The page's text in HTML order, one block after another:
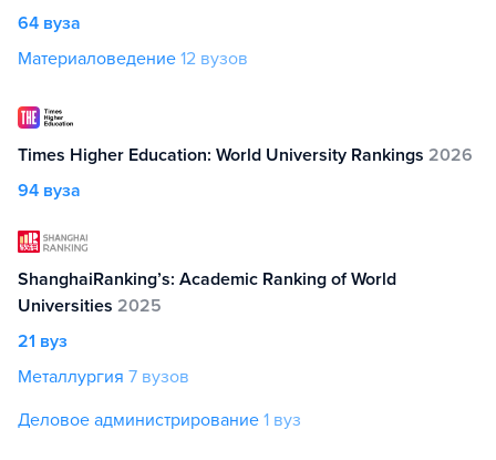
64 вуза
Материаловедение 12 вузов
Times Higher Education: World University Rankings 2026
94 вуза
ShanghaiRanking’s: Academic Ranking of World
Universities 2025
21 вуз
Металлургия 7 вузов
Деловое администрирование 1 вуз